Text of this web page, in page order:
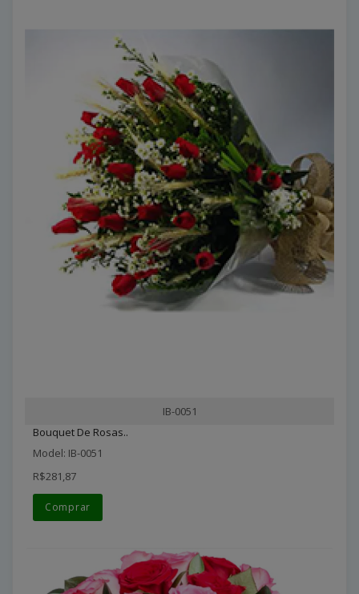
IB-0051
Bouquet De Rosas..
Model: IB-0051
R$281,87
Comprar